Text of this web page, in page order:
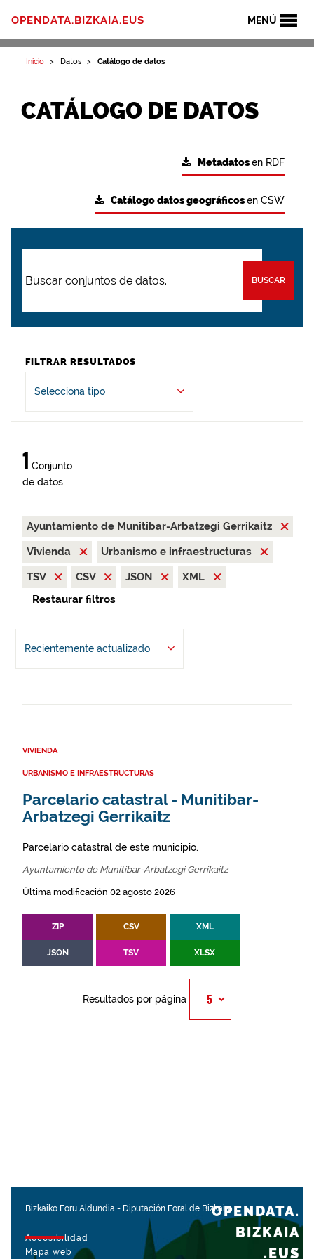
MENÚ
OPENDATA.BIZKAIA.EUS
Inicio Datos Catálogo de datos
CATÁLOGO DE DATOS
Metadatosen RDF
Catálogo datos geográficosen CSW
BUSCAR
FILTRAR RESULTADOS
Selecciona tipo
1 Conjunto
de datos
Ayuntamiento de Munitibar-Arbatzegi Gerrikaitz
Vivienda
Urbanismo e infraestructuras
TSV
CSV JSON
XML
Restaurar filtros
Recientemente actualizado
VIVIENDA
URBANISMO E INFRAESTRUCTURAS
Parcelario catastral - Munitibar-
Arbatzegi Gerrikaitz
Parcelario catastral de este municipio.
Ayuntamiento de Munitibar-Arbatzegi Gerrikaitz
Última modificación 02 agosto 2026
ZIP CSV XML
JSON TSV XLSX
Resultados por página
Bizkaiko Foru Aldundia - Diputación Foral de Bizkaia
Accesibilidad
Mapa web
OPENDATA.
BIZKAIA
.EUS